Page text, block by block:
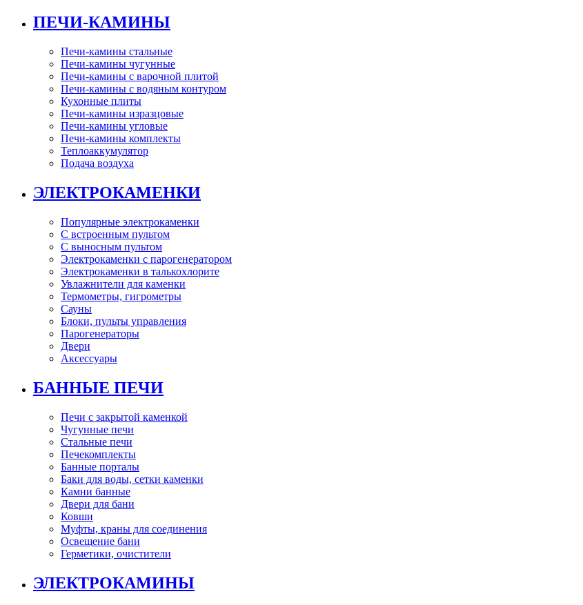
ПЕЧИ-КАМИНЫ
Печи-камины стальные
Печи-камины чугунные
Печи-камины с варочной плитой
Печи-камины с водяным контуром
Кухонные плиты
Печи-камины изразцовые
Печи-камины угловые
Печи-камины комплекты
Теплоаккумулятор
Подача воздуха
ЭЛЕКТРОКАМЕНКИ
Популярные электрокаменки
С встроенным пультом
С выносным пультом
Электрокаменки с парогенератором
Электрокаменки в талькохлорите
Увлажнители для каменки
Термометры, гигрометры
Сауны
Блоки, пульты управления
Парогенераторы
Двери
Аксессуары
БАННЫЕ ПЕЧИ
Печи с закрытой каменкой
Чугунные печи
Стальные печи
Печекомплекты
Банные порталы
Баки для воды, сетки каменки
Камни банные
Двери для бани
Ковши
Муфты, краны для соединения
Освещение бани
Герметики, очистители
ЭЛЕКТРОКАМИНЫ